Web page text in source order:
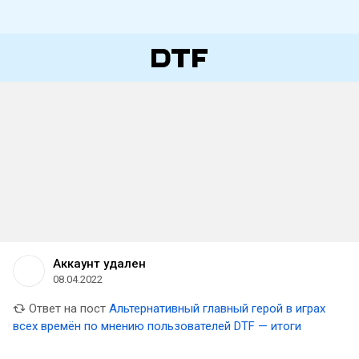
Аккаунт удален
08.04.2022
Ответ на пост Альтернативный главный герой в играх
всех времён по мнению пользователей DTF — итоги